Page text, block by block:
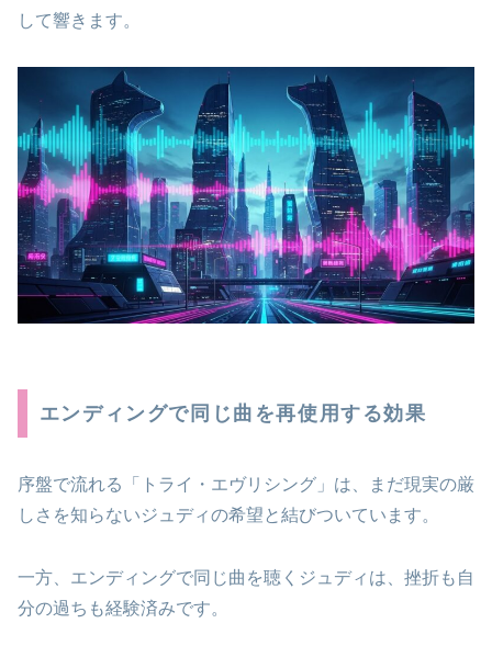
して響きます。
エンディングで同じ曲を再使用する効果
序盤で流れる「トライ・エヴリシング」は、まだ現実の厳
しさを知らないジュディの希望と結びついています。
一方、エンディングで同じ曲を聴くジュディは、挫折も自
分の過ちも経験済みです。